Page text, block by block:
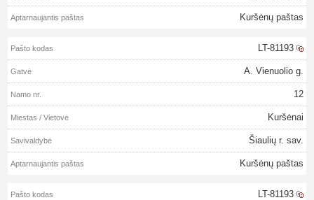
Kuršėnų paštas
LT-81193
A. Vienuolio g.
12
Kuršėnai
Šiaulių r. sav.
Kuršėnų paštas
LT-81193